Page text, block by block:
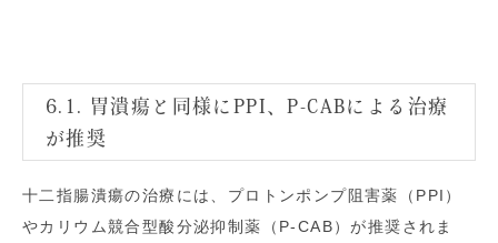
6.1. 胃潰瘍と同様にPPI、P-CABによる治療
が推奨
十二指腸潰瘍の治療には、プロトンポンプ阻害薬（PPI）
やカリウム競合型酸分泌抑制薬（P-CAB）が推奨されま